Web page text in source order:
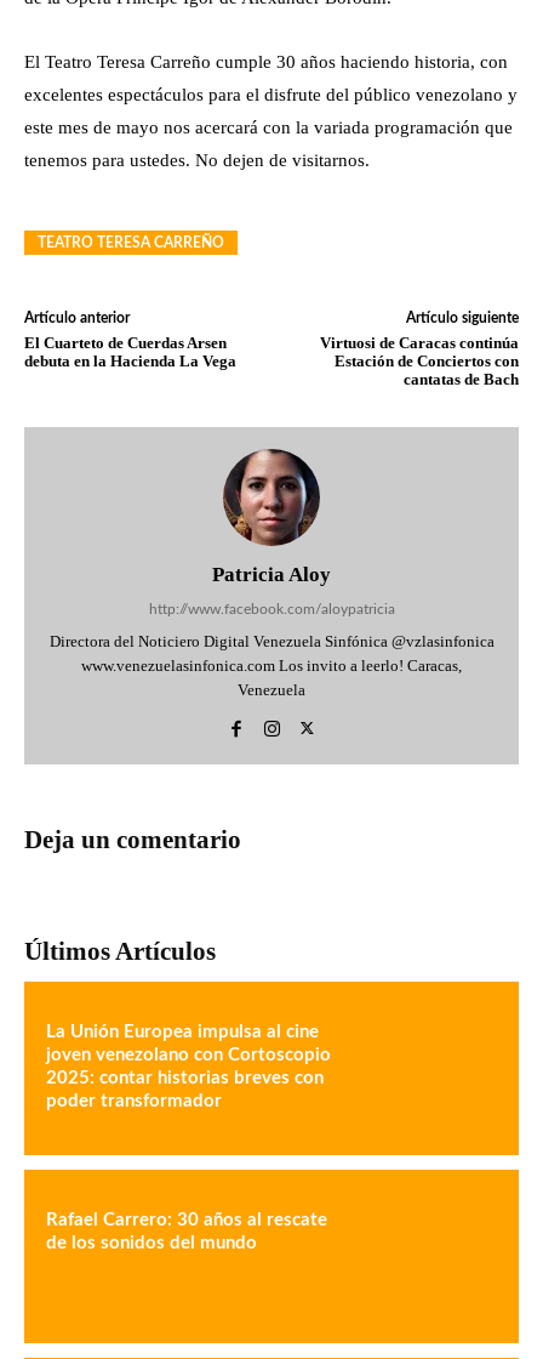
El Teatro Teresa Carreño cumple 30 años haciendo historia, con
excelentes espectáculos para el disfrute del público venezolano y
este mes de mayo nos acercará con la variada programación que
tenemos para ustedes. No dejen de visitarnos.
TEATRO TERESA CARREÑO
Artículo anterior
El Cuarteto de Cuerdas Arsen
debuta en la Hacienda La Vega
Artículo siguiente
Virtuosi de Caracas continúa
Estación de Conciertos con
cantatas de Bach
Patricia Aloy
http://www.facebook.com/aloypatricia
Directora del Noticiero Digital Venezuela Sinfónica @vzlasinfonica
www.venezuelasinfonica.com Los invito a leerlo! Caracas,
Venezuela
Deja un comentario
Últimos Artículos
La Unión Europea impulsa al cine
joven venezolano con Cortoscopio
2025: contar historias breves con
poder transformador
Rafael Carrero: 30 años al rescate
de los sonidos del mundo